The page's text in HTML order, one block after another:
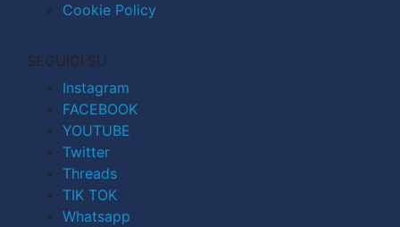
Cookie Policy
SEGUICI SU
Instagram
FACEBOOK
YOUTUBE
Twitter
Threads
TIK TOK
Whatsapp